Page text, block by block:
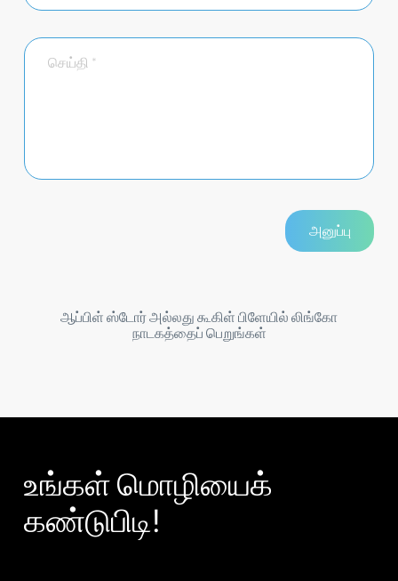
ஆப்பிள் ஸ்டோர் அல்லது கூகிள் பிளேயில் லிங்கோ
நாடகத்தைப் பெறுங்கள்
உங்கள் மொழியைக்
கண்டுபிடி!